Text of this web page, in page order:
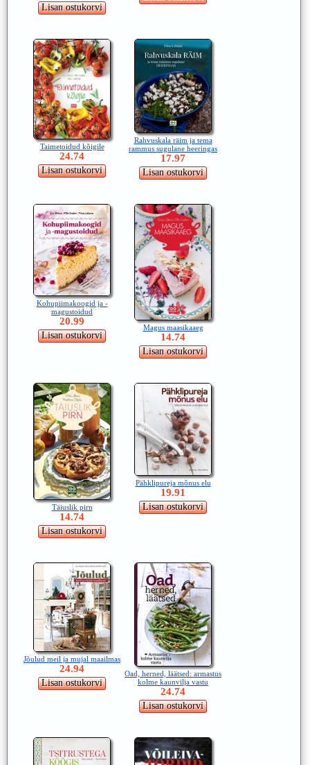
Taimetoidud kõigile
24.74
Rahvuskala räim ja tema
rammus sugulane heeringas
17.97
Kohupiimakoogid ja -
magustoidud
20.99
Magus maasikaaeg
14.74
Täiuslik pirn
14.74
Pähklipureja mõnus elu
19.91
Jõulud meil ja mujal maailmas
24.94
Oad, herned, läätsed: armastus
kolme kaunvilja vastu
24.74